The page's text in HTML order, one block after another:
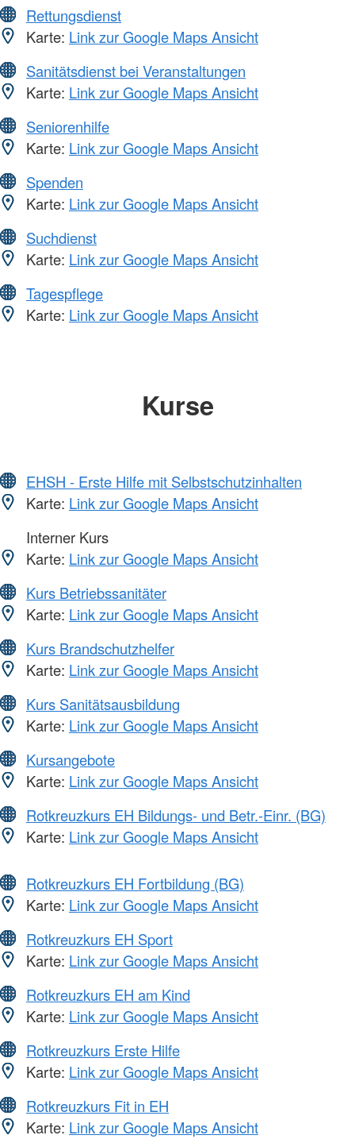
Rettungsdienst
Karte: Link zur Google Maps Ansicht
Sanitätsdienst bei Veranstaltungen
Karte: Link zur Google Maps Ansicht
Seniorenhilfe
Karte: Link zur Google Maps Ansicht
Spenden
Karte: Link zur Google Maps Ansicht
Suchdienst
Karte: Link zur Google Maps Ansicht
Tagespflege
Karte: Link zur Google Maps Ansicht
Kurse
EHSH - Erste Hilfe mit Selbstschutzinhalten
Karte: Link zur Google Maps Ansicht
Interner Kurs
Karte: Link zur Google Maps Ansicht
Kurs Betriebssanitäter
Karte: Link zur Google Maps Ansicht
Kurs Brandschutzhelfer
Karte: Link zur Google Maps Ansicht
Kurs Sanitätsausbildung
Karte: Link zur Google Maps Ansicht
Kursangebote
Karte: Link zur Google Maps Ansicht
Rotkreuzkurs EH Bildungs- und Betr.-Einr. (BG)
Karte: Link zur Google Maps Ansicht
Rotkreuzkurs EH Fortbildung (BG)
Karte: Link zur Google Maps Ansicht
Rotkreuzkurs EH Sport
Karte: Link zur Google Maps Ansicht
Rotkreuzkurs EH am Kind
Karte: Link zur Google Maps Ansicht
Rotkreuzkurs Erste Hilfe
Karte: Link zur Google Maps Ansicht
Rotkreuzkurs Fit in EH
Karte: Link zur Google Maps Ansicht